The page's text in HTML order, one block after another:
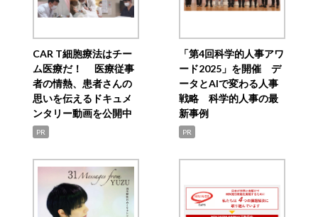
CAR T細胞療法はチー
ム医療だ！ 医療従事
者の情熱、患者さんの
思いを伝えるドキュメ
ンタリー動画を公開中
PR
「第4回科学的人事アワ
ード2025」を開催 デ
ータとAIで変わる人事
戦略 科学的人事の最
新事例
PR